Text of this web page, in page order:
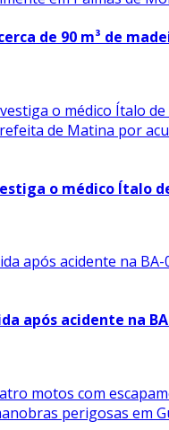
de 90 m³ de
o médico Ítalo
após acidente na